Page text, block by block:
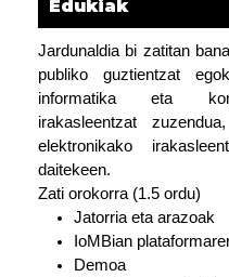
Edukiak
Jardunaldia bi zatitan
publiko guztientzat
informatika eta
irakasleentzat
elektronikako
daitekeen.
Zati orokorra (1.5 ordu)
Jatorria eta arazoak
IoMBian
Demoa